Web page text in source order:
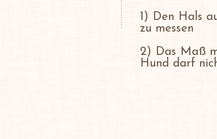
1) Den Hals
zu messen
2) Das Maß
Hund darf